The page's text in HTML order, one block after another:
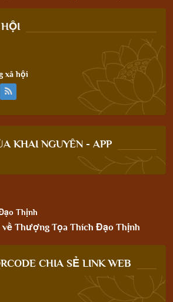
xã hội
KHAI NGUYÊN - APP
Thịnh
Thượng Tọa Thích Đạo Thịnh
CHIA SẺ LINK WEB